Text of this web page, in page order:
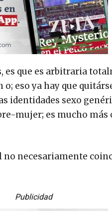
que es arbitraria
eso ya hay que
identidades sexo
mujer; es mucho
necesariamente
Publicidad